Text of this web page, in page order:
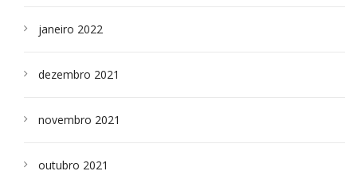
janeiro 2022
dezembro 2021
novembro 2021
outubro 2021